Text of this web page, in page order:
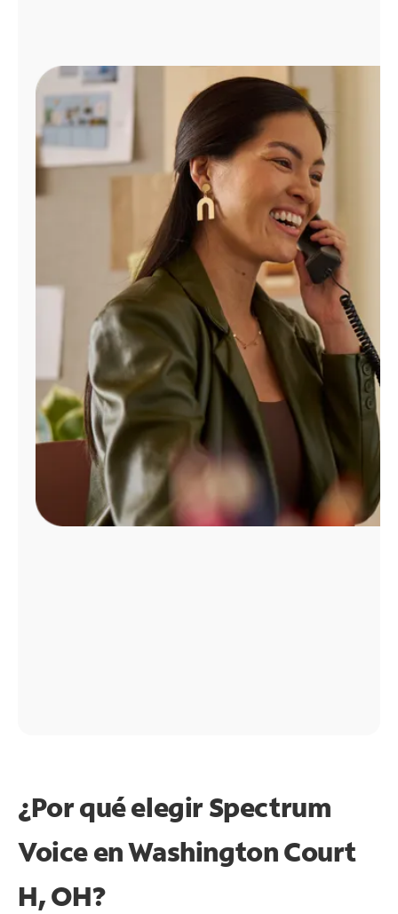
Encuentra
una
tienda
¿Por qué elegir Spectrum
Voice en Washington Court
H, OH?